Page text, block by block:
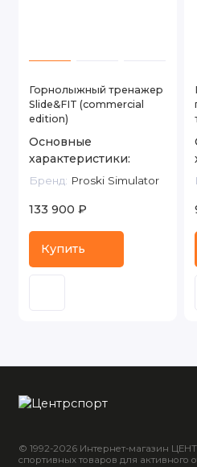
Горнолыжный тренажер
Slide&FIT (commercial
edition)
Основные
характеристики:
Бренд: Proski Simulator
133 900 ₽
Купить
© 1992-2026 Интернет-магазин
спортивных товаров для активного